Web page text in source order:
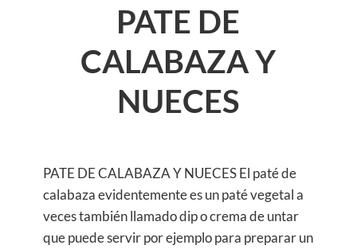
PATE DE
CALABAZA Y
NUECES
PATE DE CALABAZA Y NUECES El paté de
calabaza evidentemente es un paté vegetal a
veces también llamado dip o crema de untar
que puede servir por ejemplo para preparar un